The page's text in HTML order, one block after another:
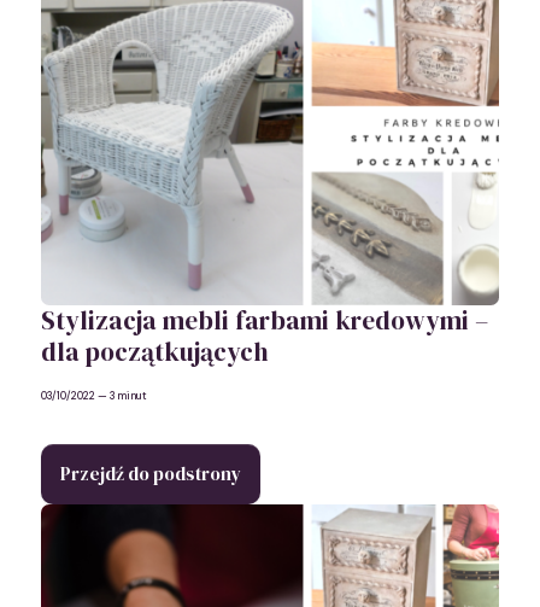
Stylizacja mebli farbami kredowymi –
dla początkujących
03/10/2022— 3 minut
Przejdź do podstrony